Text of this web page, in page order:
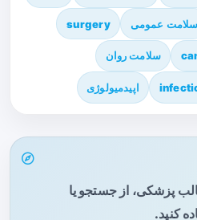
سلامت عمومی surgery
سلامت روان
اپیدمیولوژی
پزشکی، از جستجو یا
کنید.